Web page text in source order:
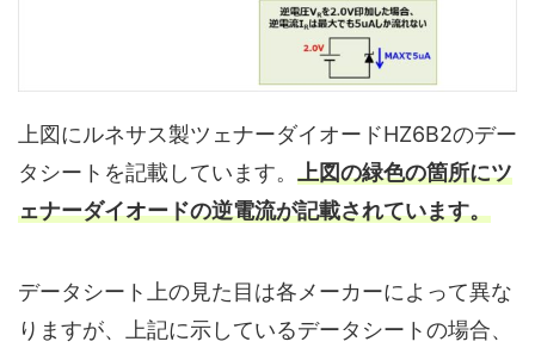
上図にルネサス製ツェナーダイオードHZ6B2のデー
タシートを記載しています。 上図の緑色の箇所にツ
ェナーダイオードの逆電流が記載されています。
データシート上の見た目は各メーカーによって異な
りますが、上記に示しているデータシートの場合、